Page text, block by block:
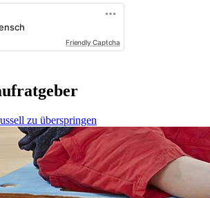
Friendly Captcha
zu überspringen